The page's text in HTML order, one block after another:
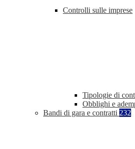
Controlli sulle imprese
Tipologie di
Obblighi e
Bandi di gara e contratti 232